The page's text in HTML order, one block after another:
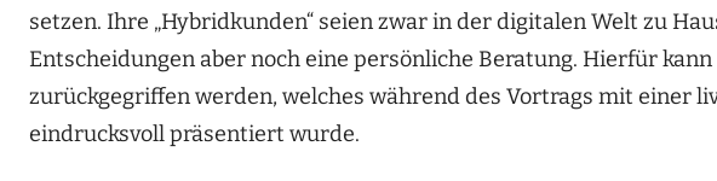
setzen. Ihre „Hybridkunden“ seien zwar in der digitalen Welt zu
Entscheidungen aber noch eine persönliche Beratung. Hierfür
zurückgegriffen werden, welches während des Vortrags mit einer
eindrucksvoll präsentiert wurde.